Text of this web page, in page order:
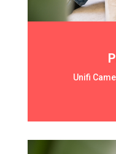
Unifi